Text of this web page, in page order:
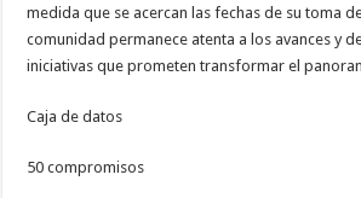
medida que se acercan las fechas de su toma
comunidad permanece atenta a los avances y
iniciativas que prometen transformar el
Caja de datos
50 compromisos